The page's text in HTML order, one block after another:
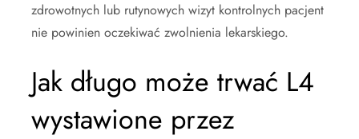
zdrowotnych lub rutynowych wizyt kontrolnych pacjent
nie powinien oczekiwać zwolnienia lekarskiego.
Jak długo może trwać L4
wystawione przez